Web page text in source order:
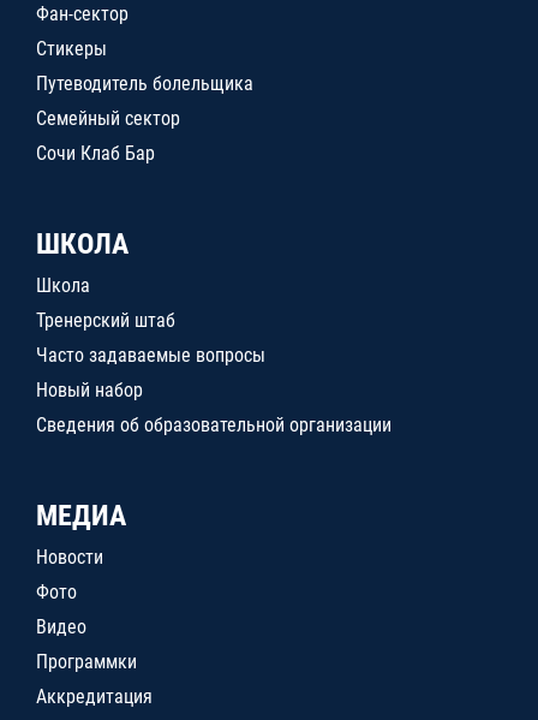
Фан-сектор
Стикеры
Путеводитель болельщика
Семейный сектор
Сочи Клаб Бар
ШКОЛА
Школа
Тренерский штаб
Часто задаваемые вопросы
Новый набор
Сведения об образовательной организации
МЕДИА
Новости
Фото
Видео
Программки
Аккредитация